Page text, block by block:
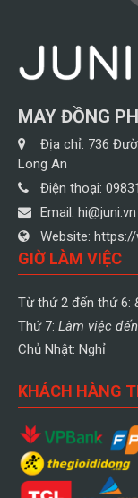
MAY ĐỒNG
Địa chỉ: 736
Long An
Điện thoại:
Email: hi@juni.vn
Website: https://
GIỜ LÀM VIỆC
Từ thứ 2 đến thứ 6:
Thứ 7: Làm việc
Chủ Nhật: Nghỉ
KHÁCH HÀNG